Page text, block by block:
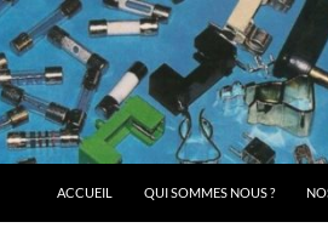
ACCUEIL QUI SOMMES NOUS ?